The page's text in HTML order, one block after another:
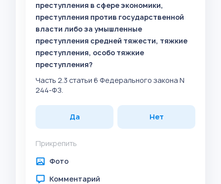
преступления в сфере экономики,
преступления против государственной
власти либо за умышленные
преступления средней тяжести, тяжкие
преступления, особо тяжкие
преступления?
Часть 2.3 статьи 6 Федерального закона N
244-ФЗ.
Да Нет
Прикрепить
Фото
Комментарий